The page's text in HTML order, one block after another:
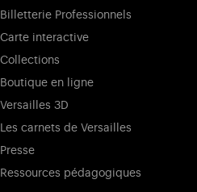
Billetterie Professionnels
Carte interactive
Collections
Boutique en ligne
Versailles 3D
Les carnets de Versailles
Presse
Ressources pédagogiques